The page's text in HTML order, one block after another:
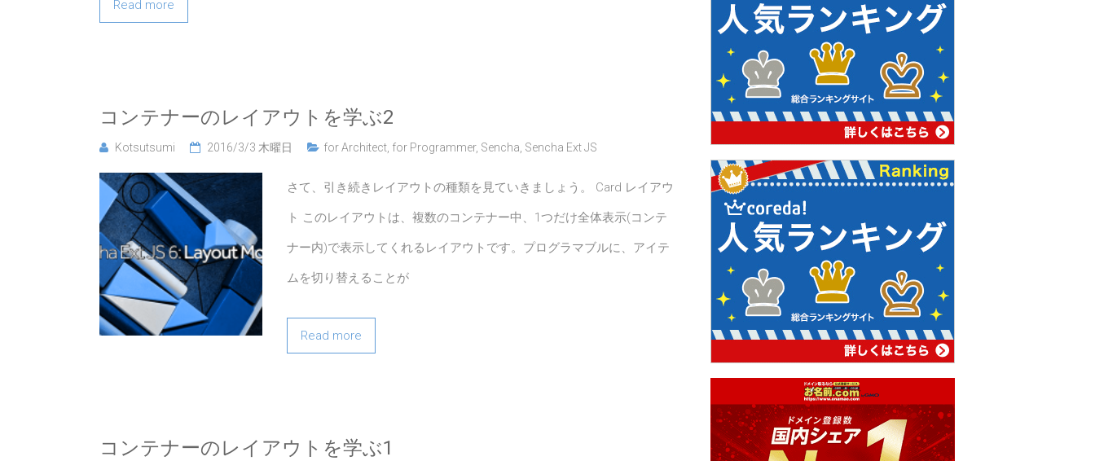
Read more
コンテナーのレイアウトを学ぶ2
Kotsutsumi 2016/3/3 木曜日 for Architect, for Programmer, Sencha, Sencha Ext JS
さて、引き続きレイアウトの種類を見ていきましょう。 Card レイアウ
ト このレイアウトは、複数のコンテナー中、1つだけ全体表示(コンテ
ナー内)で表示してくれるレイアウトです。プログラマブルに、アイテ
ムを切り替えることが
Read more
コンテナーのレイアウトを学ぶ1